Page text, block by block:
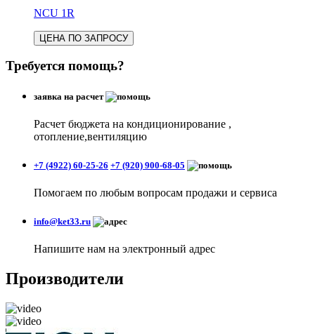
NCU 1R
ЦЕНА ПО ЗАПРОСУ
Требуется помощь?
заявка на расчет
Расчет бюджета на кондиционирование ,
отопление,вентиляцию
+7 (4922) 60-25-26 +7 (920) 900-68-05
Помогаем по любым вопросам продажи и сервиса
info@ket33.ru
Напишите нам на электронный адрес
Производители